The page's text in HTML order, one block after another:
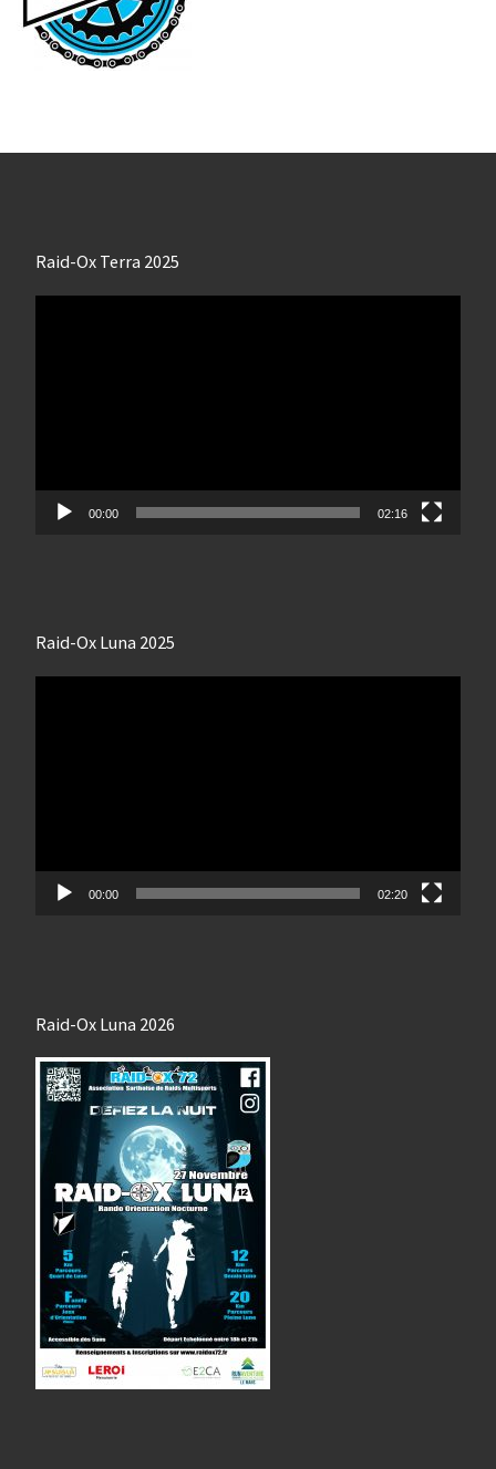
Raid-Ox Terra 2025
00:00 02:16
Raid-Ox Luna 2025
00:00 02:20
Raid-Ox Luna 2026